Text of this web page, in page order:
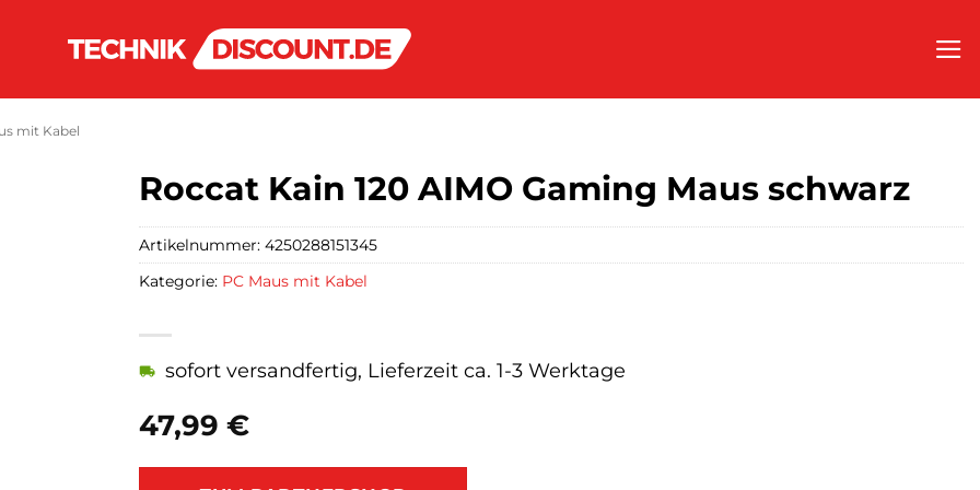
mit Kabel
Roccat Kain 120 AIMO Gaming Maus schwarz
47,99 €
sofort versandfertig, Lieferzeit ca. 1-3 Werktage
Artikelnummer: 4250288151345
Kategorie: PC Maus mit Kabel